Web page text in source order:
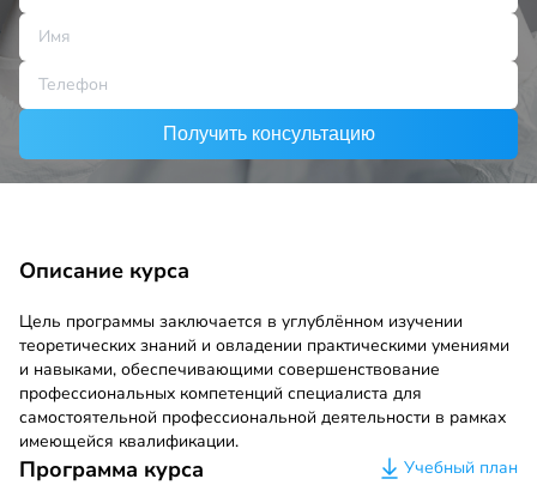
Получить консультацию
Описание курса
Цель программы заключается в углублённом изучении
теоретических знаний и овладении практическими умениями
и навыками, обеспечивающими совершенствование
профессиональных компетенций специалиста для
самостоятельной профессиональной деятельности в рамках
имеющейся квалификации.
Программа курса Учебный план